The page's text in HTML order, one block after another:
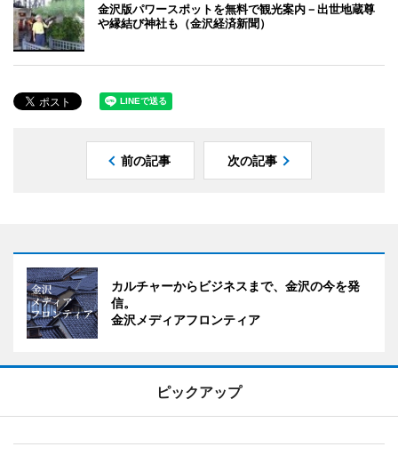
金沢版パワースポットを無料で観光案内－出世地蔵尊
や縁結び神社も（金沢経済新聞）
前の記事 次の記事
カルチャーからビジネスまで、金沢の今を発
信。
金沢メディアフロンティア
ピックアップ